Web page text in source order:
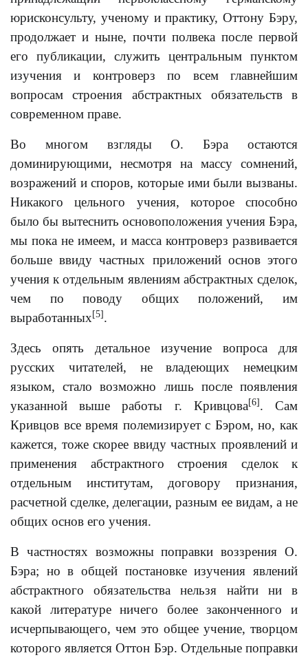
юрисконсульту, ученому и практику, Оттону Бэру,
продолжает и ныне, почти полвека после первой
его публикации, служить центральным пунктом
изучения и контроверз по всем главнейшим
вопросам строения абстрактных обязательств в
современном праве.
Во многом взгляды О. Бэра остаются
доминирующими, несмотря на массу сомнений,
возражений и споров, которые ими были вызваны.
Никакого цельного учения, которое способно
было бы вытеснить основоположения учения Бэра,
мы пока не имеем, и масса контроверз развивается
больше ввиду частных приложений основ этого
учения к отдельным явлениям абстрактных сделок,
чем по поводу общих положений, им
выработанных [5] .
Здесь опять детальное изучение вопроса для
русских читателей, не владеющих немецким
языком, стало возможно лишь после появления
указанной выше работы г. Кривцова [6] . Сам
Кривцов все время полемизирует с Бэром, но, как
кажется, тоже скорее ввиду частных проявлений и
применения абстрактного строения сделок к
отдельным институтам, договору признания,
расчетной сделке, делегации, разным ее видам, а не
общих основ его учения.
В частностях возможны поправки воззрения О.
Бэра; но в общей постановке изучения явлений
абстрактного обязательства нельзя найти ни в
какой литературе ничего более законченного и
исчерпывающего, чем это общее учение, творцом
которого является Оттон Бэр. Отдельные поправки